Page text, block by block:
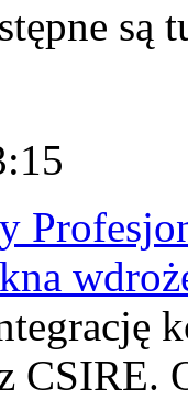
są
CSIRE.